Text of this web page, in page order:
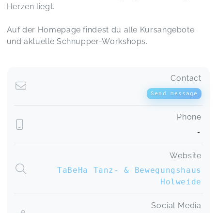
Herzen liegt.
Auf der Homepage findest du alle Kursangebote
und aktuelle Schnupper-Workshops.
Contact
Send message
Phone
-
Website
TaBeHa Tanz- & Bewegungshaus
Holweide
Social Media